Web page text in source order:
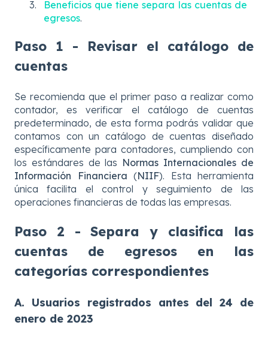
Beneficios que tiene separa las cuentas de
egresos.
Paso 1 - Revisar el catálogo de
cuentas
Se recomienda que el primer paso a realizar como
contador, es verificar el catálogo de cuentas
predeterminado, de esta forma podrás validar que
contamos con un catálogo de cuentas diseñado
específicamente para contadores, cumpliendo con
los estándares de las Normas Internacionales de
Información Financiera (NIIF). Esta herramienta
única facilita el control y seguimiento de las
operaciones financieras de todas las empresas.
Paso 2 - Separa y clasifica las
cuentas de egresos en las
categorías correspondientes
A. Usuarios registrados antes del 24 de
enero de 2023